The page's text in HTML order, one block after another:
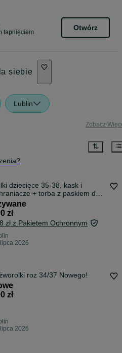
tapnięciem
Otwórz
siebie
Lublin
Zobacz
dziecięce 35-38, kask i
+ torba z paskiem do
zł
zł z Pakietem Ochronnym
2026
roz 34/37 Nowego!
zł
2026